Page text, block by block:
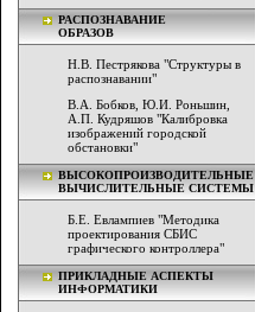
РАСПОЗНАВАНИЕ
ОБРАЗОВ
Н.В. Пестрякова "Структуры в
распознавании"
В.А. Бобков, Ю.И. Роньшин,
А.П. Кудряшов "Калибровка
изображений городской
обстановки"
ВЫСОКОПРОИЗВОДИТЕЛЬНЫЕ
ВЫЧИСЛИТЕЛЬНЫЕ СИСТЕМЫ
Б.Е. Евлампиев "Методика
проектирования СБИС
графического контроллера"
ПРИКЛАДНЫЕ АСПЕКТЫ
ИНФОРМАТИКИ